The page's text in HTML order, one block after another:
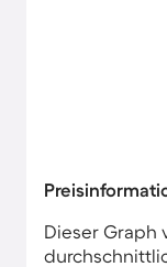
Dieser Graph